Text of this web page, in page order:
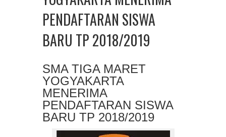
PENDAFTARAN SISWA
BARU TP 2018/2019
SMA TIGA MARET
YOGYAKARTA
MENERIMA
PENDAFTARAN SISWA
BARU TP 2018/2019